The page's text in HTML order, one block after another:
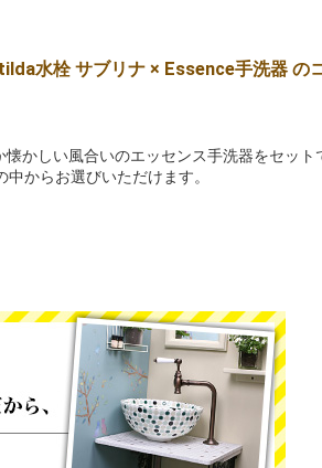
水栓 サブリナ × Essence手洗器 の
かしい風合いのエッセンス手洗器をセット
からお選びいただけます。